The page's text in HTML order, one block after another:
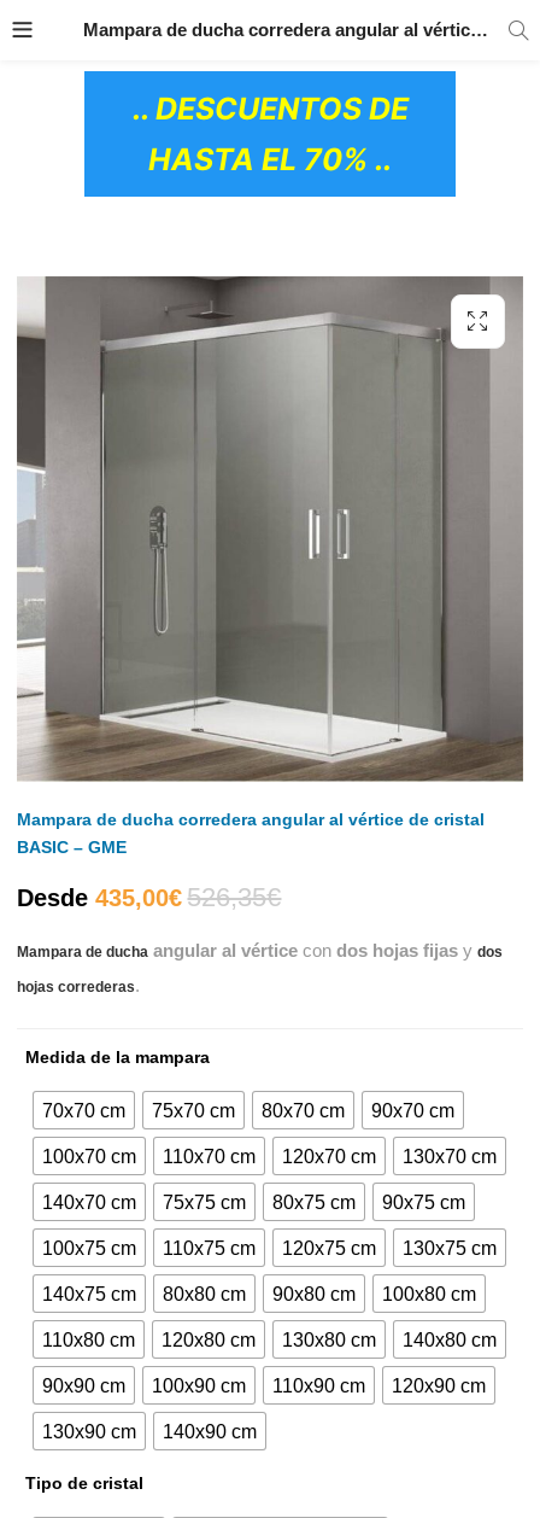
CERÁMICOS)
PRODUCTOS
.. DESCUENTOS DE
HASTA EL 70% ..
Mampara de ducha corredera angular al vértice de cristal BASIC – GME
Mampara de ducha corredera angular al vértice de cristal
BASIC – GME
Desde 435,00€El
precio
435,00€.
526,35€El
precio
526,35€.
Mampara de ducha angular al vértice condos hojas fijas ydos
hojas correderas.
Medida de la mampara
70x70 cm 75x70 cm 80x70 cm 90x70 cm
100x70 cm 110x70 cm 120x70 cm 130x70 cm
140x70 cm 75x75 cm 80x75 cm 90x75 cm
100x75 cm 110x75 cm 120x75 cm 130x75 cm
140x75 cm 80x80 cm 90x80 cm 100x80 cm
110x80 cm 120x80 cm 130x80 cm 140x80 cm
90x90 cm 100x90 cm 110x90 cm 120x90 cm
130x90 cm 140x90 cm
Tipo de cristal